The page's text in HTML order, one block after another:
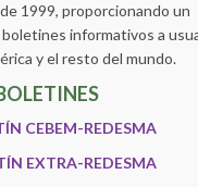
1999, proporcionando un
informativos a
y el resto del mundo.
CEBEM-REDESMA
EXTRA-REDESMA